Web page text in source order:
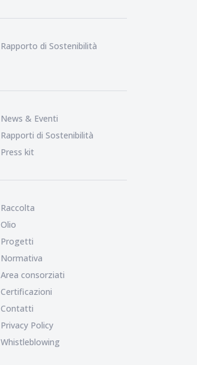
Rapporto di Sostenibilità
News & Eventi
Rapporti di Sostenibilità
Press kit
Raccolta
Olio
Progetti
Normativa
Area consorziati
Certificazioni
Contatti
Privacy Policy
Whistleblowing